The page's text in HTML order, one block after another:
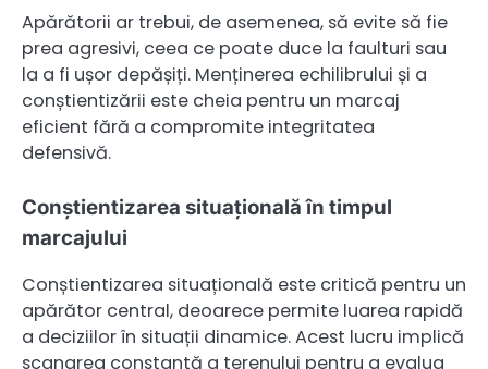
Apărătorii ar trebui, de asemenea, să evite să fie
prea agresivi, ceea ce poate duce la faulturi sau
la a fi ușor depășiți. Menținerea echilibrului și a
conștientizării este cheia pentru un marcaj
eficient fără a compromite integritatea
defensivă.
Conștientizarea situațională în timpul
marcajului
Conștientizarea situațională este critică pentru un
apărător central, deoarece permite luarea rapidă
a deciziilor în situații dinamice. Acest lucru implică
scanarea constantă a terenului pentru a evalua